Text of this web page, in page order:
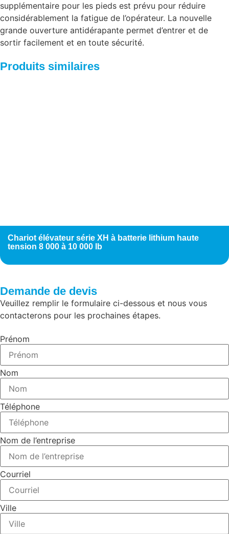
supplémentaire pour les pieds est prévu pour réduire
considérablement la fatigue de l’opérateur. La nouvelle
grande ouverture antidérapante permet d’entrer et de
sortir facilement et en toute sécurité.
Produits similaires
Chariot élévateur série XH à batterie lithium haute
tension 8 000 à 10 000 lb
Demande de devis
Veuillez remplir le formulaire ci-dessous et nous vous
contacterons pour les prochaines étapes.
Prénom
Nom
Téléphone
Nom de l’entreprise
Courriel
Ville